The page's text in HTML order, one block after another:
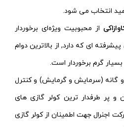
انتخاب می شود.
از محبوبیت ویژه‌ای برخوردار
ای که دارد, از بالاترین دوام
گرم برخوردار است.
دو گانه (سرمایش و گرمایش) و کنترل
و پر طرفدار ترین کولر گازی های
اجنرال جهت اطمینان از کولر گازی